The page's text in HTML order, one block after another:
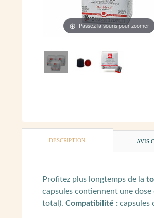
Passez la souris pour zoomer
DESCRIPTION AVIS
Profitez plus longtemps de la
capsules contiennent une
total). Compatibilité : capsules